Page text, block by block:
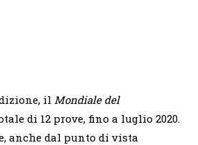
il Mondiale del
di 12 prove, fino a luglio 2020.
anche dal punto di vista